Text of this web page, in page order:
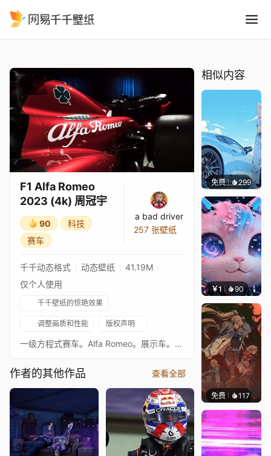
F1 Alfa Romeo
2023 (4k) 周冠宇
90
科技
赛车
a bad driver
257 张壁纸
千千动态格式 动态壁纸
41.19M
仅个人使用
千千壁纸的惊艳效果
调整画质和性能 版权声明
一级方程式赛车。Alfa Romeo。展示车。2023年新涂装。周冠宇的C43。4K。更多Alfa Romeo壁纸：周冠宇2023测试 互动灯光 我的整个F1壁纸合集在这里
作者的其他作品 查看全部
相似内容
免费 299Ado
￥1 90 叮叮
免费 117Nesu